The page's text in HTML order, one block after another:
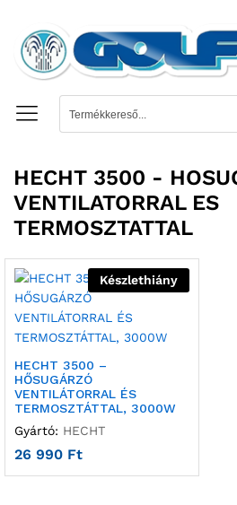
HECHT 3500 -
VENTILATORRAL ES
TERMOSZTATTAL
Készlethiány
HECHT 3500 –
HŐSUGÁRZÓ
VENTILÁTORRAL ÉS
TERMOSZTÁTTAL, 3000W
Gyártó: HECHT
26 990 Ft